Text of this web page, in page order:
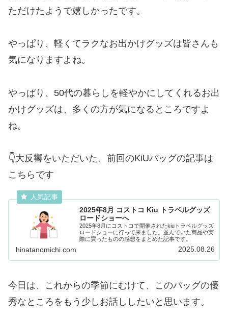
ただけたようで嬉しかったです。
やっぱり、軽くてラクなお出かけグッズは皆さんも
気になりますよね。
やっぱり、50代の暮らしを軽やかにしてくれるお出
かけグッズは、多くの方が気になるところですよ
ね。
👇大反響をいただいた、前回のKiUバッグの記事は
こちらです
2025年8月 コストコ Kiu トラベルグッズ
ロードショーへ
2025年8月にコストコで開催されたkiuトラベルグッズ
ロードショーに行って来ました。並んでいた商品や実
際に買ったものの感想をまとめた記事です。
hinatanomichi.com 2025.08.26
今日は、これからの季節にむけて、このバッグの優
秀なところをもう少しお話ししたいと思います。